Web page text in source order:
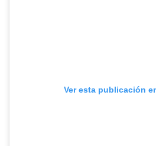
Ver esta publicación